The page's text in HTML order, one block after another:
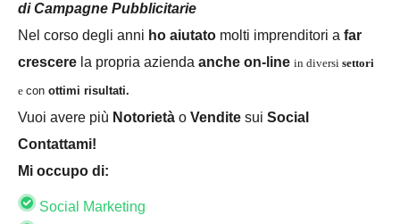
di Campagne Pubblicitarie
Nel corso degli anni ho aiutato molti imprenditori a far
crescere la propria azienda anche on-line in diversi settori
e con ottimi risultati.
Vuoi avere più Notorietà o Vendite sui Social
Contattami!
Mi occupo di:
Social Marketing